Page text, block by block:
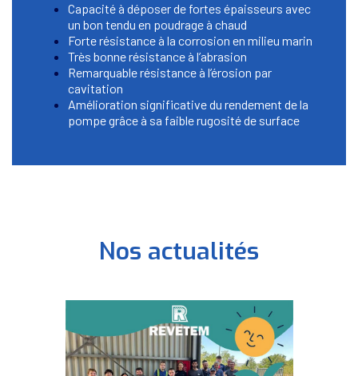
Capacité à déposer de fortes épaisseurs avec
un bon tendu en poudrage à chaud
Forte résistance à la corrosion en milieu marin
Très bonne résistance à l’abrasion
Remarquable résistance à l’érosion par
cavitation
Amélioration significative du rendement de la
pompe grâce à sa faible rugosité de surface
Nos actualités